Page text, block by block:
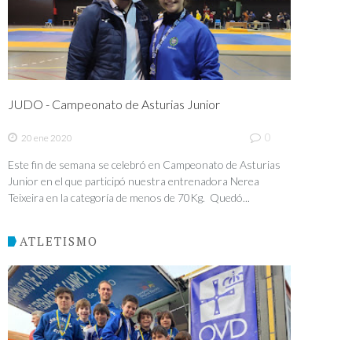
JUDO - Campeonato de Asturias Junior
20 ene 2020 0
Este fin de semana se celebró en Campeonato de Asturias
Junior en el que participó nuestra entrenadora Nerea
Teixeira en la categoría de menos de 70Kg. Quedó...
ATLETISMO